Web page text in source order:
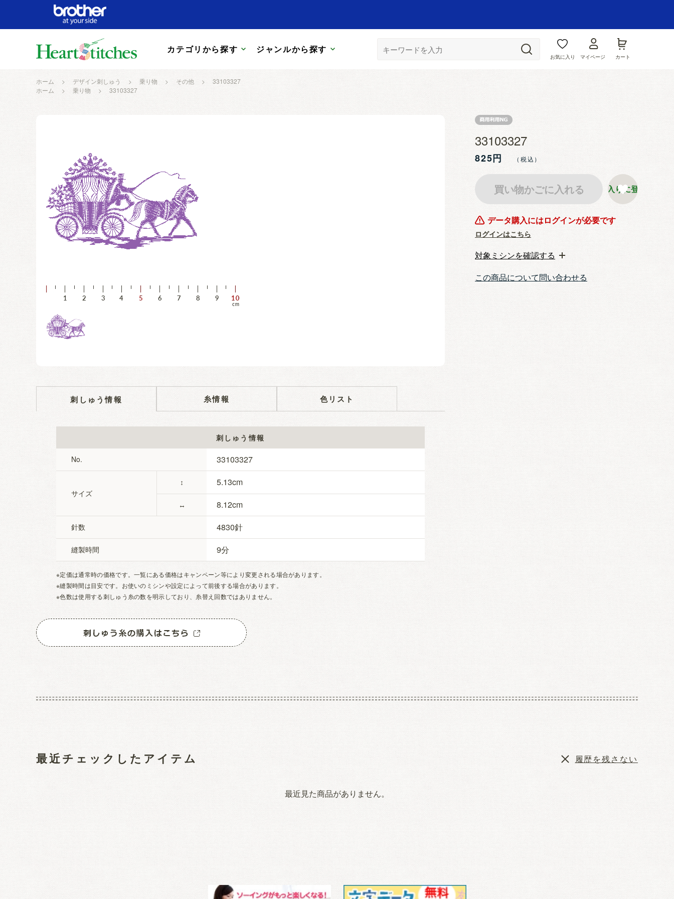
カテゴリから探す ジャンルから探す
お気に入り マイページ カート
ホーム > デザイン刺しゅう > 乗り物 > その他 >
33103327
ホーム
> 乗り物 > 33103327
刺しゅう情報 糸情報 色リスト
刺しゅう情報
No. 33103327
サイズ
↕
↔
5.13
8.12
針数 4830
縫製時間 9
※定価は通常時の価格です。一覧にある価格はキャンペーン等により変更される場合があります。
※縫製時間は目安です。お使いのミシンや設定によって前後する場合があります。
※色数は使用する刺しゅう糸の数を明示しており、糸替え回数ではありません。
33103327
825円
データ購入にはログインが必要です
買い物かごに入れる
ログインはこちら
お気に入りに登録する
対象ミシンを確認する
この商品について問い合わせる
最近チェックしたアイテム
最近見た商品がありません。
履歴を残さない